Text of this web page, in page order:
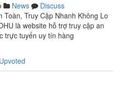
News
Discuss
Toàn, Truy Cập Nhanh Không Lo
là website hỗ trợ truy cập an
trực tuyến uy tín hàng